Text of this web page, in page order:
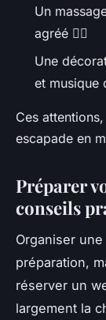
Un
agréé 💆‍♀️
Une
et musique
Ces
escapade en
Préparer
conseils
Organiser
préparation,
réserver un
largement la